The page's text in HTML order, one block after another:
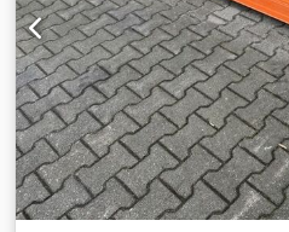
tussenverkoop * Geachte
hebben voor het feit dat we
en de kilometerstand, bij
dealers verkopen. Hartelijk
Miláme Elliniká Tel:
govorim na Russkom Tel:
WhatsApp/Viber: Tel:
nummer: 122